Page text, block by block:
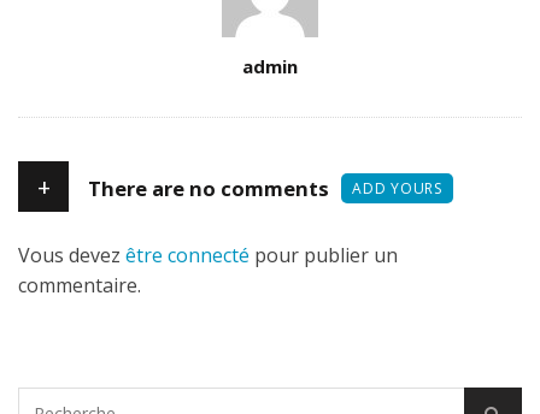
admin
+ There are no comments ADD YOURS
Vous devez être connecté pour publier un
commentaire.